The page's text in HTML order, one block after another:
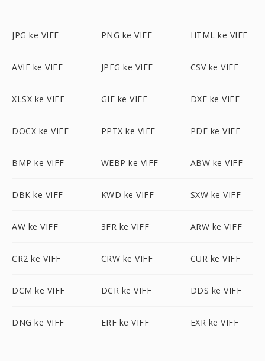
JPG ke VIFF PNG ke VIFF HTML ke VIFF
AVIF ke VIFF JPEG ke VIFF CSV ke VIFF
XLSX ke VIFF GIF ke VIFF DXF ke VIFF
DOCX ke VIFF PPTX ke VIFF PDF ke VIFF
BMP ke VIFF WEBP ke VIFF ABW ke VIFF
DBK ke VIFF KWD ke VIFF SXW ke VIFF
AW ke VIFF 3FR ke VIFF ARW ke VIFF
CR2 ke VIFF CRW ke VIFF CUR ke VIFF
DCM ke VIFF DCR ke VIFF DDS ke VIFF
DNG ke VIFF ERF ke VIFF EXR ke VIFF